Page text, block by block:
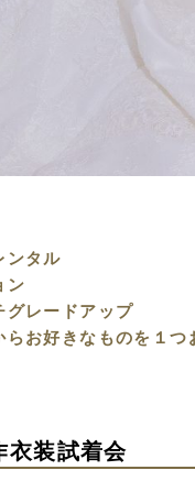
ンタル
ン
グレードアップ
らお好きなものを１つ
衣装試着会